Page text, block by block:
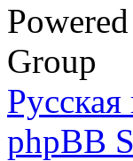
Group
phpBB